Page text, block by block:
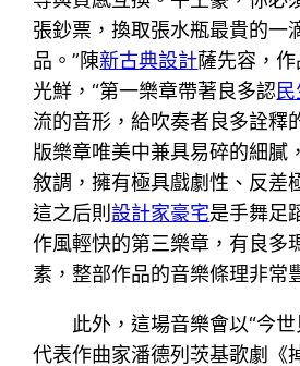
張鈔票，換取張水瓶最貴的一
品。”陳新古典設計薩先容，
光鮮，“第一樂章帶著良多認
流的音形，給吹奏者良多詮釋
版樂章唯美中兼具易碎的細膩
敘調，擁有極具戲劇性、反差
這之后則設計家豪宅是手舞足
作風輕快的第三樂章，有良多
素，整部作品的音樂條理非常
此外，這場音樂會以“今
代表作曲家潘德列茨基歌劇《